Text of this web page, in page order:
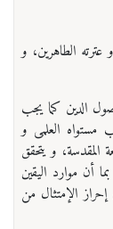
عترته الطاهرين، و
الدين كما يجب
مستواه العلمی و
المقدسة، و يتحقق
أن موارد اليقين
الإمتثال من